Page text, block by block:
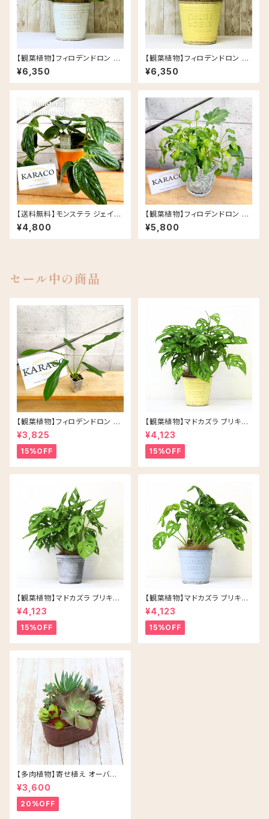
【観葉植物】フィロデンドロン バ
ーキン ブリキ缶 5号 鉢カラー/
ホワイト
¥6,350
【観葉植物】フィロデンドロン バ
ーキン ブリキ缶 5号 鉢カラー/
イエロー
¥6,350
【送料無料】モンステラ ジェイド
シャトルコック 5号 グロッシーポ
ット アプリコット 皿セット セラミ
ック鉢
¥4,800
【観葉植物】フィロデンドロン ク
ッカバラ ライム バリエガータ 斑
入り 5号 Rosa セメント鉢
¥5,800
セール中の商品
【観葉植物】フィロデンドロン ジ
ョーピー ネガミエル 3号 ネコチ
ップ 浅岡園芸 アロイド
¥3,825
15%OFF
【観葉植物】マドカズラ ブリキ缶
5号 鉢カラー/イエロー
¥4,123
15%OFF
【観葉植物】マドカズラ ブリキ缶
5号 鉢カラー/シルバー
¥4,123
15%OFF
【観葉植物】マドカズラ ブリキ缶
5号 鉢カラー/ブルー
¥4,123
15%OFF
【多肉植物】寄せ植え オーバル
アソート/ブラウン
¥3,600
20%OFF